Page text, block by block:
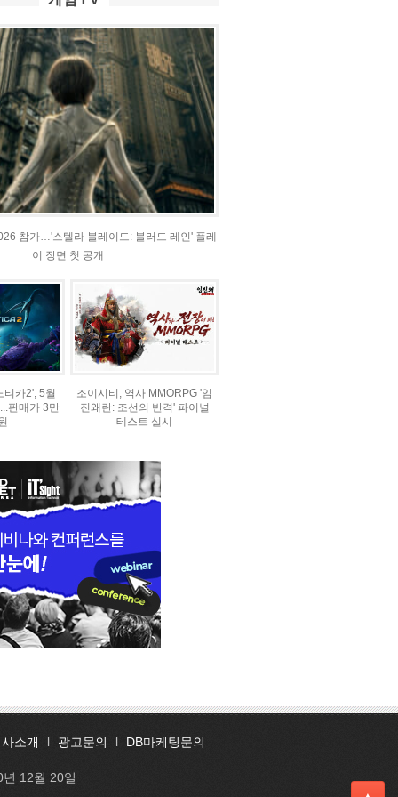
참가…'스텔라 블레이드: 블러드 레인' 플레
이 장면 첫 공개
티카2', 5월
판매가 3만
조이시티, 역사 MMORPG '임
진왜란: 조선의 반격' 파이널
테스트 실시
소개 l 광고문의 l DB마케팅문의
12월 20일